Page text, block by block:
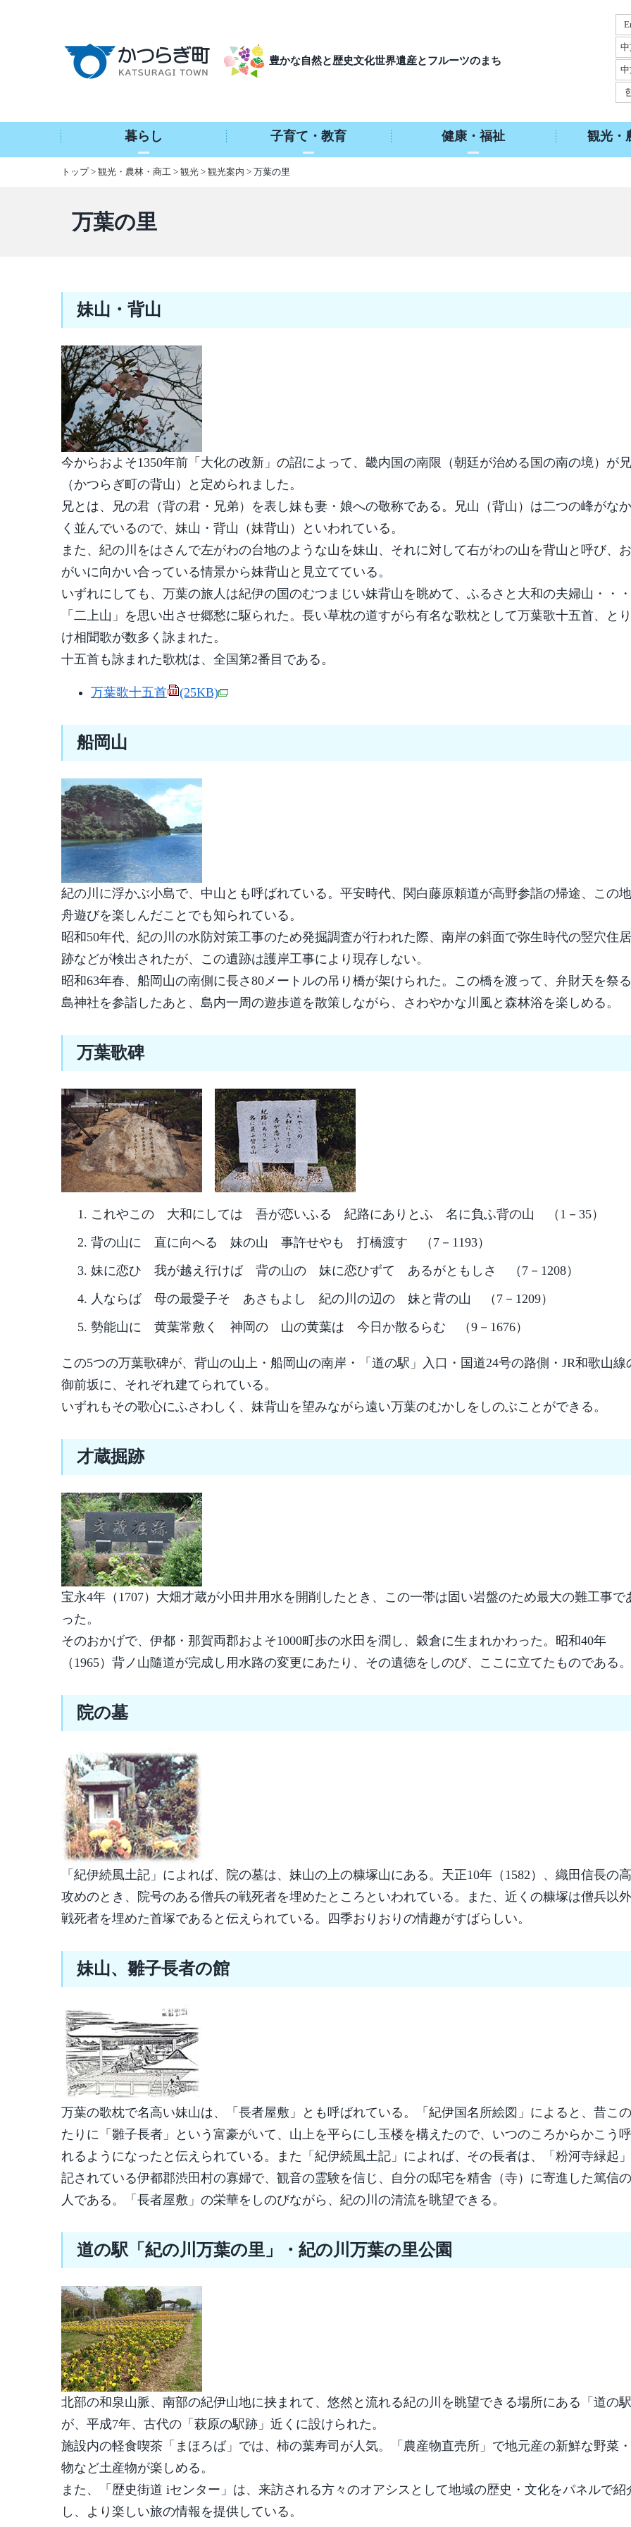
豊かな自然と歴史文化世界遺産とフルーツのまち
暮らし 子育て・教育 健康・福祉 観光・
トップ> 観光・農林・商工 > 観光 > 観光案内 > 万葉の里
万葉の里
妹山・背山
今からおよそ1350年前「大化の改新」の詔によって、畿内国の南限（朝廷が治める国の南の境）が
（かつらぎ町の背山）と定められました。
兄とは、兄の君（背の君・兄弟）を表し妹も妻・娘への敬称である。兄山（背山）は二つの峰がな
く並んでいるので、妹山・背山（妹背山）といわれている。
また、紀の川をはさんで左がわの台地のような山を妹山、それに対して右がわの山を背山と呼び、
がいに向かい合っている情景から妹背山と見立てている。
いずれにしても、万葉の旅人は紀伊の国のむつまじい妹背山を眺めて、ふるさと大和の夫婦山・・・
「二上山」を思い出させ郷愁に駆られた。長い草枕の道すがら有名な歌枕として万葉歌十五首、と
け相聞歌が数多く詠まれた。
十五首も詠まれた歌枕は、全国第2番目である。
万葉歌十五首 (25KB)
船岡山
紀の川に浮かぶ小島で、中山とも呼ばれている。平安時代、関白藤原頼道が高野参詣の帰途、この
舟遊びを楽しんだことでも知られている。
昭和50年代、紀の川の水防対策工事のため発掘調査が行われた際、南岸の斜面で弥生時代の竪穴住
跡などが検出されたが、この遺跡は護岸工事により現存しない。
昭和63年春、船岡山の南側に長さ80メートルの吊り橋が架けられた。この橋を渡って、弁財天を祭
島神社を参詣したあと、島内一周の遊歩道を散策しながら、さわやかな川風と森林浴を楽しめる。
万葉歌碑
これやこの 大和にしては 吾が恋いふる 紀路にありとふ 名に負ふ背の山 （1－35）
背の山に 直に向へる 妹の山 事許せやも 打橋渡す （7－1193）
妹に恋ひ 我が越え行けば 背の山の 妹に恋ひずて あるがともしさ （7－1208）
人ならば 母の最愛子そ あさもよし 紀の川の辺の 妹と背の山 （7－1209）
勢能山に 黄葉常敷く 神岡の 山の黄葉は 今日か散るらむ （9－1676）
この5つの万葉歌碑が、背山の山上・船岡山の南岸・「道の駅」入口・国道24号の路側・JR和歌山線
御前坂に、それぞれ建てられている。
いずれもその歌心にふさわしく、妹背山を望みながら遠い万葉のむかしをしのぶことができる。
才蔵掘跡
宝永4年（1707）大畑才蔵が小田井用水を開削したとき、この一帯は固い岩盤のため最大の難工事で
った。
そのおかげで、伊都・那賀両郡およそ1000町歩の水田を潤し、穀倉に生まれかわった。昭和40年
（1965）背ノ山隨道が完成し用水路の変更にあたり、その遺徳をしのび、ここに立てたものである。
院の墓
「紀伊続風土記」によれば、院の墓は、妹山の上の糠塚山にある。天正10年（1582）、織田信長の
攻めのとき、院号のある僧兵の戦死者を埋めたところといわれている。また、近くの糠塚は僧兵以
戦死者を埋めた首塚であると伝えられている。四季おりおりの情趣がすばらしい。
妹山、雛子長者の館
万葉の歌枕で名高い妹山は、「長者屋敷」とも呼ばれている。「紀伊国名所絵図」によると、昔こ
たりに「雛子長者」という富豪がいて、山上を平らにし玉楼を構えたので、いつのころからかこう
れるようになったと伝えられている。また「紀伊続風土記」によれば、その長者は、「粉河寺緑起
記されている伊都郡渋田村の寡婦で、観音の霊験を信じ、自分の邸宅を精舎（寺）に寄進した篤信
人である。「長者屋敷」の栄華をしのびながら、紀の川の清流を眺望できる。
道の駅「紀の川万葉の里」・紀の川万葉の里公園
北部の和泉山脈、南部の紀伊山地に挟まれて、悠然と流れる紀の川を眺望できる場所にある「道の
が、平成7年、古代の「萩原の駅跡」近くに設けられた。
施設内の軽食喫茶「まほろば」では、柿の葉寿司が人気。「農産物直売所」で地元産の新鮮な野菜
物など土産物が楽しめる。
また、「歴史街道 iセンター」は、来訪される方々のオアシスとして地域の歴史・文化をパネルで紹
し、より楽しい旅の情報を提供している。